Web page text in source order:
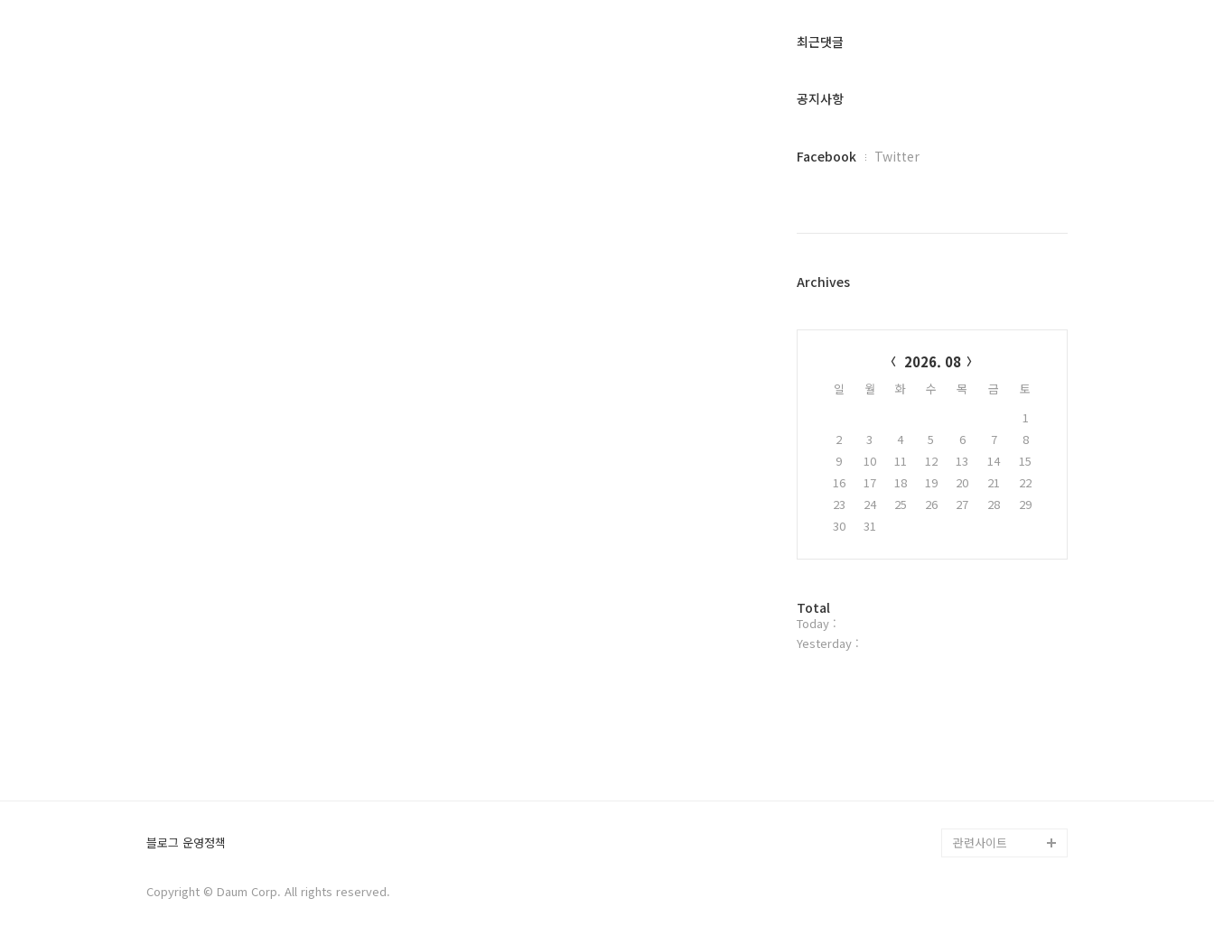
과
글
최근댓글
공지사항
페
플
Facebook Twitter
Archives
2026. 08
일 월 화 수 목 금
토
1
2
3 4 5 6 7
8
9
10 11 12 13 14
15
16
17 18 19 20 21
22
23
24 25 26 27 28
29
30
31
방
문
자
Total
Today :
Yesterday :
블로그 운영정책
Copyright © Daum Corp. All rights reserved.
관련사이트